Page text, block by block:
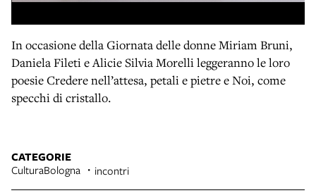
In occasione della Giornata delle donne Miriam Bruni,
Daniela Fileti e Alicie Silvia Morelli leggeranno le loro
poesie Credere nell’attesa, petali e pietre e Noi, come
specchi di cristallo.
CATEGORIE
CulturaBologna incontri